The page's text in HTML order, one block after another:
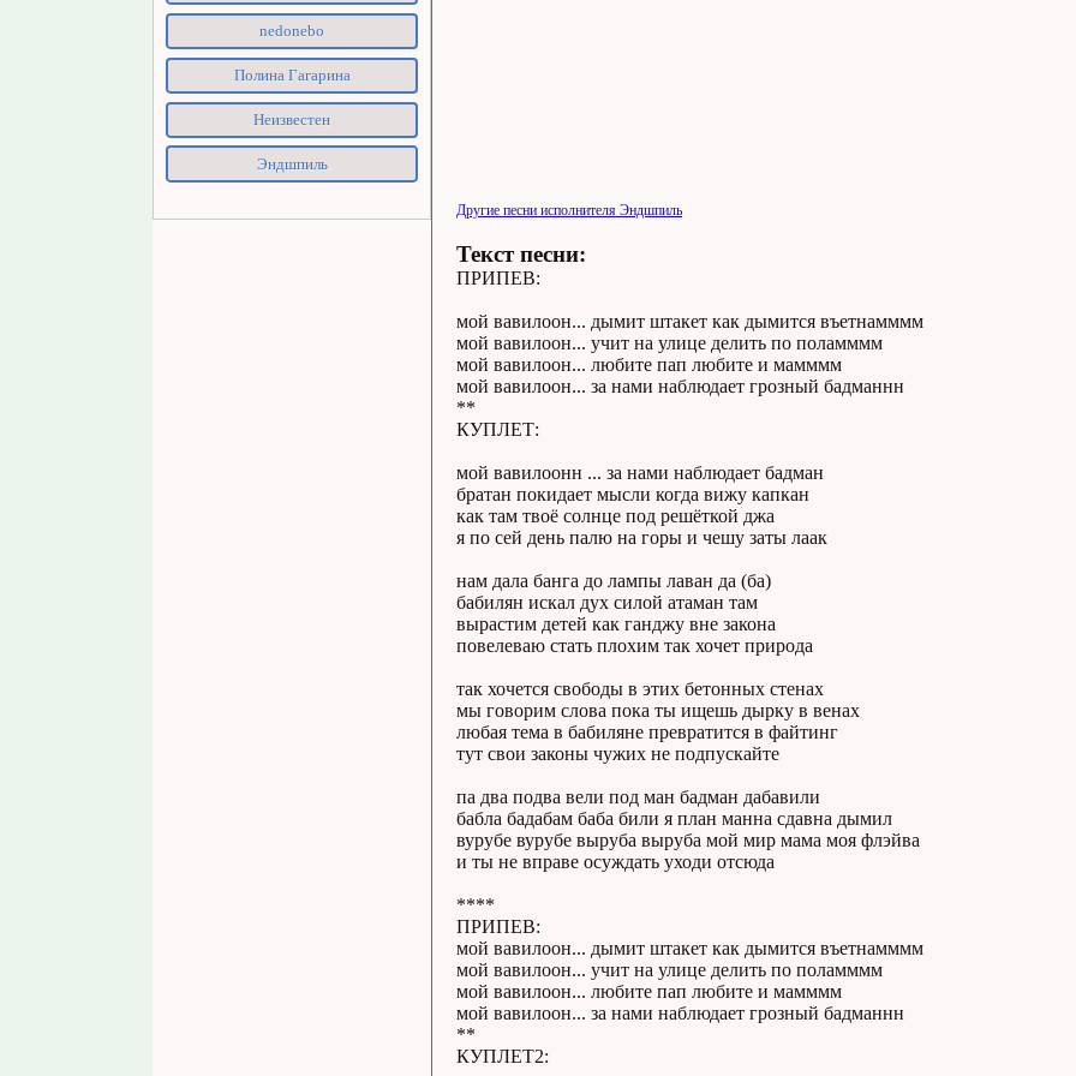
nedonebo
Полина Гагарина
Неизвестен
Эндшпиль
Другие песни исполнителя Эндшпиль
Текст песни:
ПРИПЕВ:
мой вавилоон... дымит штакет как дымится въетнамммм
мой вавилоон... учит на улице делить по поламммм
мой вавилоон... любите пап любите и мамммм
мой вавилоон... за нами наблюдает грозный бадманнн
**
КУПЛЕТ:
мой вавилоонн ... за нами наблюдает бадман
братан покидает мысли когда вижу капкан
как там твоё солнце под решёткой джа
я по сей день палю на горы и чешу заты лаак
нам дала банга до лампы лаван да (ба)
бабилян искал дух силой атаман там
вырастим детей как ганджу вне закона
повелеваю стать плохим так хочет природа
так хочется свободы в этих бетонных стенах
мы говорим слова пока ты ищешь дырку в венах
любая тема в бабиляне превратится в файтинг
тут свои законы чужих не подпускайте
па два подва вели под ман бадман дабавили
бабла бадабам баба били я план манна сдавна дымил
вурубе вурубе выруба выруба мой мир мама моя флэйва
и ты не вправе осуждать уходи отсюда
****
ПРИПЕВ:
мой вавилоон... дымит штакет как дымится въетнамммм
мой вавилоон... учит на улице делить по поламммм
мой вавилоон... любите пап любите и мамммм
мой вавилоон... за нами наблюдает грозный бадманнн
**
КУПЛЕТ2: